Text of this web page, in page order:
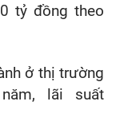
tỷ đồng theo
ở thị trường
lãi suất